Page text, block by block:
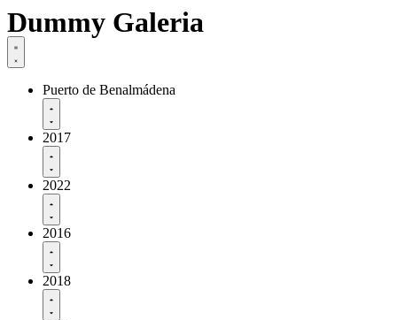
Dummy Galeria
Puerto de Benalmádena
2017
2022
2016
2018